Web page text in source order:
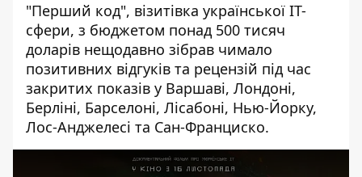
"Перший код", візитівка української ІТ-
сфери, з бюджетом понад 500 тисяч
доларів нещодавно зібрав чимало
позитивних відгуків та рецензій під час
закритих показів у Варшаві, Лондоні,
Берліні, Барселоні, Лісабоні, Нью-Йорку,
Лос-Анджелесі та Сан-Франциско.